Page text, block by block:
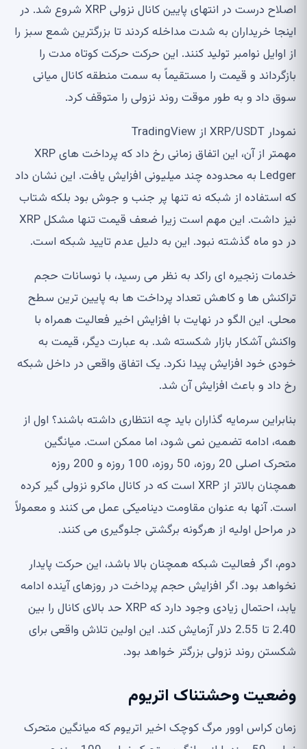
اصلاح درست در انتهای پایین کانال نزولی XRP شروع شد. در
اینجا خریداران به شدت مداخله کردند تا بزرگترین شمع سبز را
از اوایل نوامبر تولید کنند. این حرکت حرکت کوتاه مدت را
بازگرداند و قیمت را مستقیماً به سمت منطقه کانال میانی
سوق داد و به طور موقت روند نزولی را متوقف کرد.
نمودار XRP/USDT از TradingView
مهمتر از آن، این اتفاق زمانی رخ داد که پرداخت های XRP
Ledger به محدوده چند میلیونی افزایش یافت. این نشان داد
که استفاده از شبکه نه تنها پر جنب و جوش بود بلکه شتاب
نیز داشت. این مهم است زیرا ضعف قیمت تنها مشکل XRP
در دو ماه گذشته نبود. این به دلیل عدم تایید شبکه است.
خدمات زنجیره ای راکد به نظر می رسید، با نوسانات حجم
تراکنش ها و کاهش تعداد پرداخت ها به پایین ترین سطح
محلی. این الگو در نهایت با افزایش اخیر فعالیت همراه با
واکنش آشکار بازار شکسته شد. به عبارت دیگر، قیمت به
خودی خود افزایش پیدا نکرد. یک اتفاق واقعی در داخل شبکه
رخ داد و باعث افزایش آن شد.
بنابراین سرمایه گذاران باید چه انتظاری داشته باشند؟ اول از
همه، ادامه تضمین نمی شود، اما ممکن است. میانگین
متحرک اصلی 20 روزه، 50 روزه، 100 روزه و 200 روزه
همچنان بالاتر از XRP است که در کانال ماکرو نزولی گیر کرده
است. آنها به عنوان مقاومت دینامیکی عمل می کنند و معمولاً
در مراحل اولیه از هرگونه برگشتی جلوگیری می کنند.
دوم، اگر فعالیت شبکه همچنان بالا باشد، این حرکت پایدار
نخواهد بود. اگر افزایش حجم پرداخت در روزهای آینده ادامه
یابد، احتمال زیادی وجود دارد که XRP حد بالای کانال را بین
2.40 تا 2.55 دلار آزمایش کند. این اولین تلاش واقعی برای
شکستن روند نزولی بزرگتر خواهد بود.
وضعیت وحشتناک اتریوم
زمان کراس اوور مرگ کوچک اخیر اتریوم که میانگین متحرک